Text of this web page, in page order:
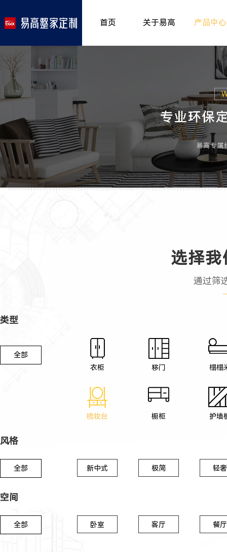
首页 关于易高
>
专卖形象 >
产品中心
室内非
儿童房
厨房空
餐厅空
客厅空
卧室空
木门系
选择
通过筛
类型
全部
衣柜
移门 榻榻
梳妆台 橱柜 护墙
风格
全部 新中式 极简 轻奢
空间
全部 卧室 客厅 餐厅